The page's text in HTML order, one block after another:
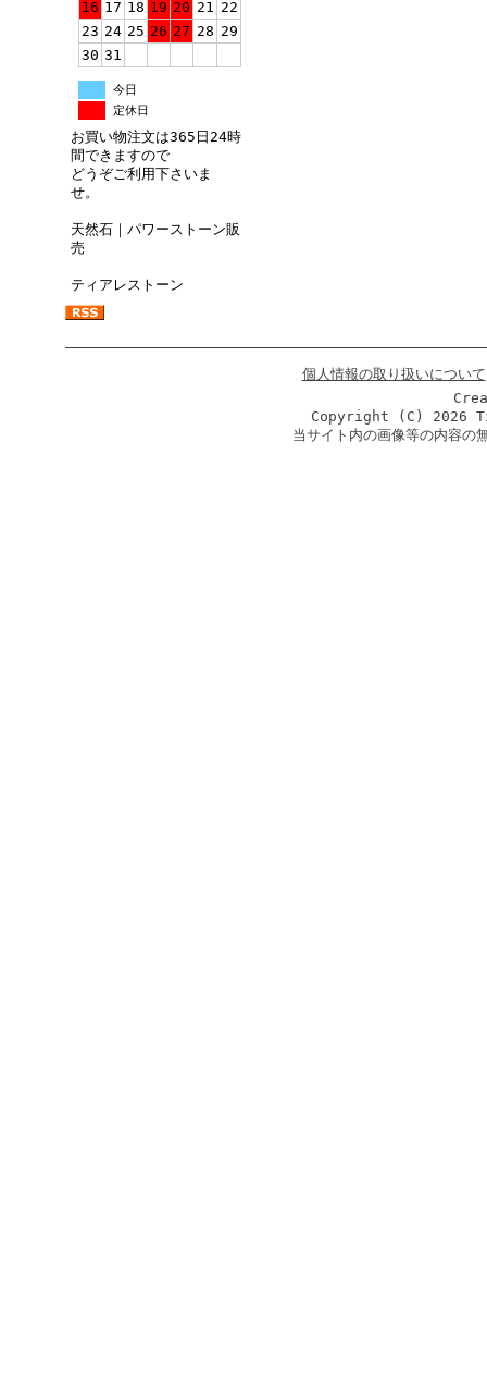
16 17 18 19 20 21 22
23 24 25 26 27 28 29
30 31
今日
定休日
お買い物注文は365日24時
間できますので
どうぞご利用下さいま
せ。
天然石｜パワーストーン販
売
ティアレストーン
個人情報の取り扱いについて
Copyright (C) 2026
当サイト内の画像等の内容の